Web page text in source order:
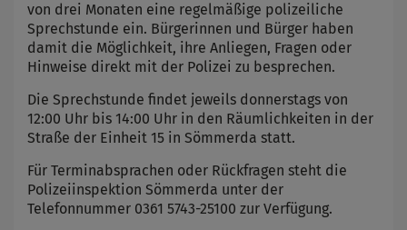
von drei Monaten eine regelmäßige polizeiliche
Sprechstunde ein. Bürgerinnen und Bürger haben
damit die Möglichkeit, ihre Anliegen, Fragen oder
Hinweise direkt mit der Polizei zu besprechen.
Die Sprechstunde findet jeweils donnerstags von
12:00 Uhr bis 14:00 Uhr in den Räumlichkeiten in der
Straße der Einheit 15 in Sömmerda statt.
Für Terminabsprachen oder Rückfragen steht die
Polizeiinspektion Sömmerda unter der
Telefonnummer 0361 5743-25100 zur Verfügung.